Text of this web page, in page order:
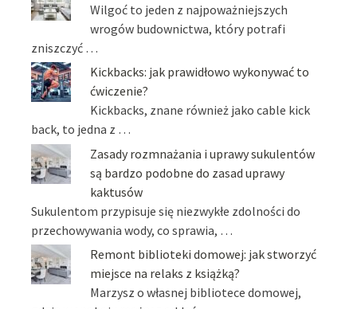
Wilgoć to jeden z najpoważniejszych
wrogów budownictwa, który potrafi
zniszczyć …
Kickbacks: jak prawidłowo wykonywać to
ćwiczenie?
Kickbacks, znane również jako cable kick
back, to jedna z …
Zasady rozmnażania i uprawy sukulentów
są bardzo podobne do zasad uprawy
kaktusów
Sukulentom przypisuje się niezwykłe zdolności do
przechowywania wody, co sprawia, …
Remont biblioteki domowej: jak stworzyć
miejsce na relaks z książką?
Marzysz o własnej bibliotece domowej,